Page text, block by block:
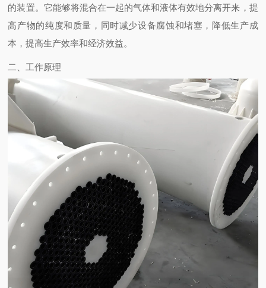
的装置。它能够将混合在一起的气体和液体有效地分离开来，提
高产物的纯度和质量，同时减少设备腐蚀和堵塞，降低生产成
本，提高生产效率和经济效益。
二、工作原理